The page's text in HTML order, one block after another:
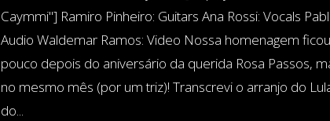
Caymmi"] Ramiro Pinheiro: Guitars Ana Rossi: Vocals
Audio Waldemar Ramos: Video Nossa homenagem
pouco depois do aniversário da querida Rosa Passos,
no mesmo mês (por um triz)! Transcrevi o arranjo do
do...